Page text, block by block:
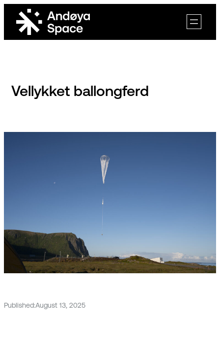
content
Vellykket ballongferd
Published:August 13, 2025